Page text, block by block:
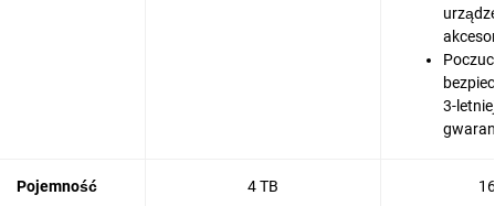
3-
Pojemność 4 TB